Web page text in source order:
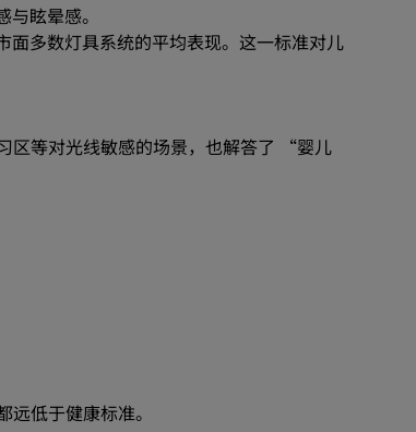
眩晕感。
面多数灯具系统的平均表现。这一标准对儿
区等对光线敏感的场景，也解答了 “婴儿
低于健康标准。